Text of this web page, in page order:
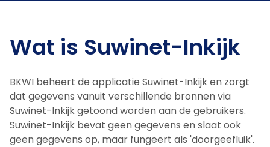
Wat is Suwinet-Inkijk
BKWI beheert de applicatie Suwinet-Inkijk en zorgt
dat gegevens vanuit verschillende bronnen via
Suwinet-Inkijk getoond worden aan de gebruikers.
Suwinet-Inkijk bevat geen gegevens en slaat ook
geen gegevens op, maar fungeert als 'doorgeefluik'.